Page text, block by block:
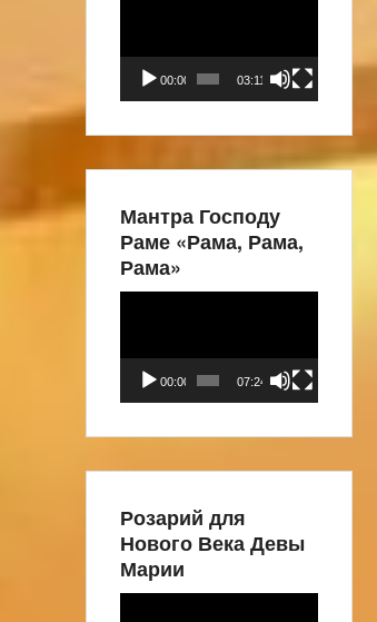
00:00 03:11
Мантра Господу
Раме «Рама, Рама,
Рама»
00:00 07:24
Розарий для
Нового Века Девы
Марии